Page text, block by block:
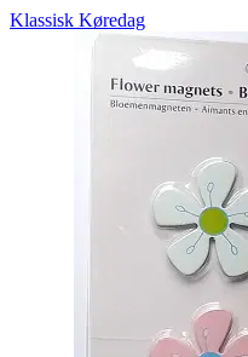
Klassisk Køredag